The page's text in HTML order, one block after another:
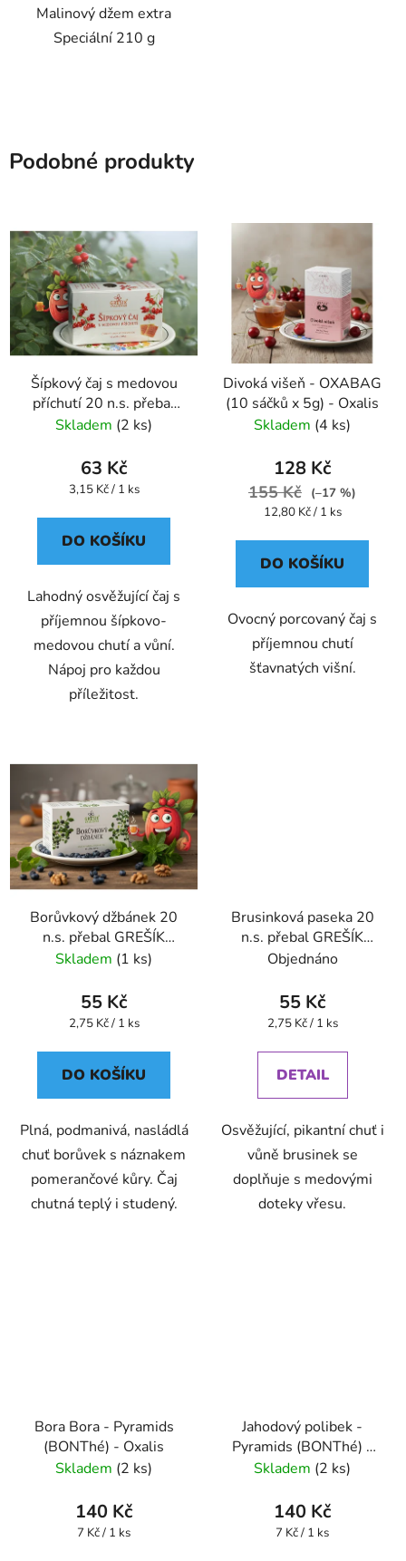
Malinový džem extra
Speciální 210 g
Podobné produkty
Šípkový čaj s medovou
příchutí 20 n.s. přebal
GREŠÍK Ovocný čaj
Skladem (2 ks)
63 Kč
Měrná
3,15 Kč / 1 ks
DO KOŠÍKU
Lahodný osvěžující čaj s
příjemnou šípkovo-
medovou chutí a vůní.
Nápoj pro každou
příležitost.
Divoká višeň - OXABAG
(10 sáčků x 5g) - Oxalis
Skladem (4 ks)
128 Kč
155 Kč
(–17 %)
Měrná
12,80 Kč / 1 ks
DO KOŠÍKU
Ovocný porcovaný čaj s
příjemnou chutí
šťavnatých višní.
Borůvkový džbánek 20
n.s. přebal GREŠÍK
Ovocný čaj
Skladem (1 ks)
55 Kč
Měrná
2,75 Kč / 1 ks
DO KOŠÍKU
Plná, podmanivá, nasládlá
chuť borůvek s náznakem
pomerančové kůry. Čaj
chutná teplý i studený.
Brusinková paseka 20
n.s. přebal GREŠÍK
Ovocný čaj
Objednáno
55 Kč
Měrná
2,75 Kč / 1 ks
DETAIL
Osvěžující, pikantní chuť i
vůně brusinek se
doplňuje s medovými
doteky vřesu.
Bora Bora - Pyramids
(BONThé) - Oxalis
Skladem (2 ks)
140 Kč
Měrná
7 Kč / 1 ks
Jahodový polibek -
Pyramids (BONThé) -
Oxalis
Skladem (2 ks)
140 Kč
Měrná
7 Kč / 1 ks